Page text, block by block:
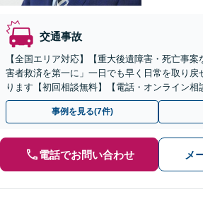
交通事故
【全国エリア対応】【重大後遺障害・死亡事
害者救済を第一に」一日でも早く日常を取り戻
ります【初回相談無料】【電話・オンライン相
応・納得できる解決を」「刑事裁判のニーズに
事例を見る(7件)
電話でお問い合わせ メ